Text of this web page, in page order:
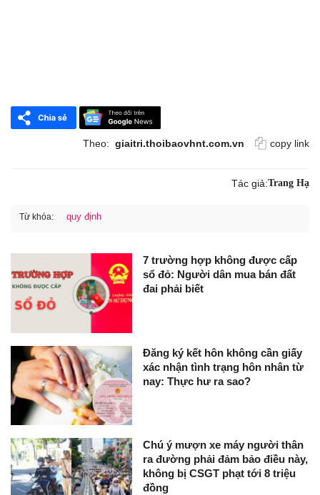
Theo: giaitri.thoibaovhnt.com.vn copy link
Tác giả:Trang Hạ
Từ khóa: quy định
7 trường hợp không được cấp
sổ đỏ: Người dân mua bán đất
đai phải biết
Đăng ký kết hôn không cần giấy
xác nhận tình trạng hôn nhân từ
nay: Thực hư ra sao?
Chú ý mượn xe máy người thân
ra đường phải đảm bảo điều này,
không bị CSGT phạt tới 8 triệu
đồng